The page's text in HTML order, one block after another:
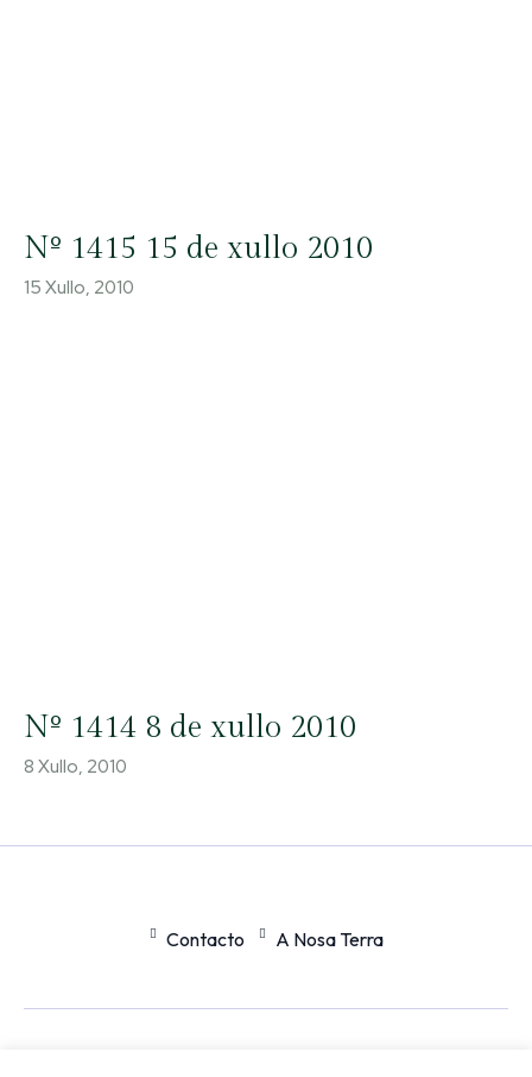
Nº 1415 15 de xullo 2010
15 Xullo, 2010
Nº 1414 8 de xullo 2010
8 Xullo, 2010
Contacto A Nosa Terra